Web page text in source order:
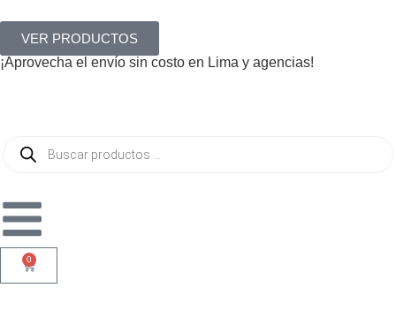
VER PRODUCTOS
¡Aprovecha el envío sin costo en Lima y agencias!
0